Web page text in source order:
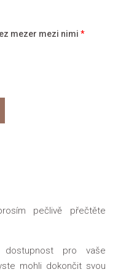
mezer mezi nimi *
pečlivě přečtěte
pro vaše
mohli dokončit svou